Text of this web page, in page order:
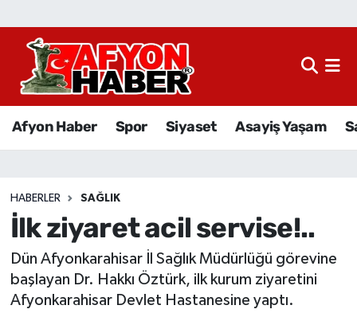
Afyon Haber Spor Siyaset Asayiş Yaşam
HABERLER SAĞLIK
İlk ziyaret acil servise!..
Dün Afyonkarahisar İl Sağlık Müdürlüğü görevine
başlayan Dr. Hakkı Öztürk, ilk kurum ziyaretini
Afyonkarahisar Devlet Hastanesine yaptı.
Afyon Haber
Sağlık
Eğitim
Sivil Toplum